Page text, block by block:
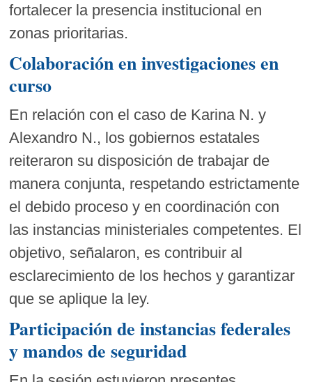
fortalecer la presencia institucional en
zonas prioritarias.
Colaboración en investigaciones en
curso
En relación con el caso de Karina N. y
Alexandro N., los gobiernos estatales
reiteraron su disposición de trabajar de
manera conjunta, respetando estrictamente
el debido proceso y en coordinación con
las instancias ministeriales competentes. El
objetivo, señalaron, es contribuir al
esclarecimiento de los hechos y garantizar
que se aplique la ley.
Participación de instancias federales
y mandos de seguridad